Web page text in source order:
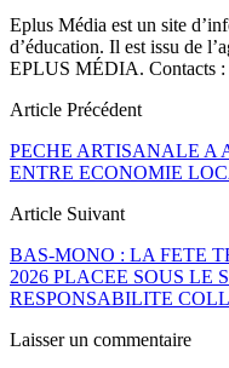
Eplus Média est un site
d’éducation. Il est issu de
EPLUS MÉDIA. Contacts :
Article Précédent
PECHE ARTISANALE A
ENTRE ECONOMIE
Article Suivant
BAS-MONO : LA FETE
2026 PLACEE SOUS LE
RESPONSABILITE
Laisser un commentaire